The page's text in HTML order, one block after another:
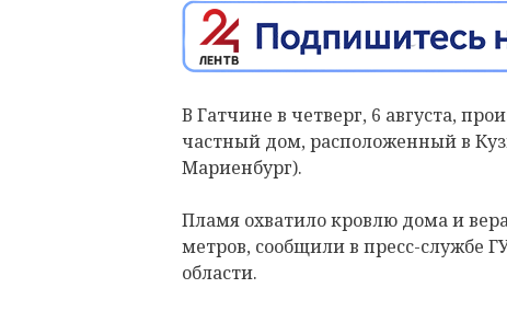
В Гатчине в четверг, 6 августа,
частный дом, расположенный в
Мариенбург).
Пламя охватило кровлю дома и
метров, сообщили в пресс-службе
области.